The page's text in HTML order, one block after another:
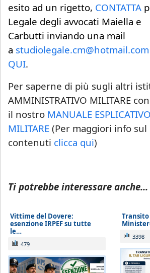
esito ad un rigetto, CONTATTA
Legale degli avvocati Maiella e
Carbutti inviando una mail
a studiolegale.cm@hotmail.com
QUI.
Per saperne di più sugli altri
AMMINISTRATIVO MILITARE
il nostro MANUALE
MILITARE (Per maggiori info sul
contenuti clicca qui)
Ti potrebbe interessare anche...
Vittime del Dovere:
esenzione IRPEF su tutte
le…
479
3398